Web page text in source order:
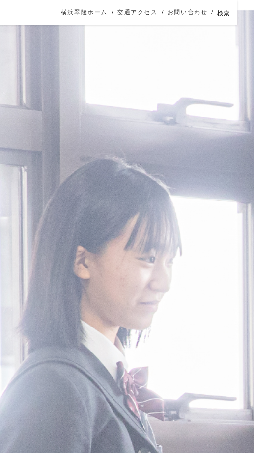
検索
お問い合わせ
交通アクセス
横浜翠陵ホーム